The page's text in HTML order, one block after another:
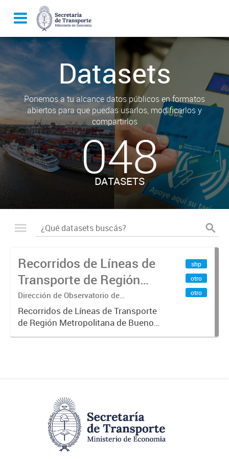
Datasets
Ponemos a tu alcance datos públicos en formatos
abiertos para que puedas usarlos, modificarlos y
compartirlos
048
DATASETS
Recorridos de Líneas de
Transporte de Región
Metropolitana de
Buenos Aires (RMBA)
Dirección de Observatorio de
Transporte, Estudio y Sistemas
Recorridos de Líneas de Transporte
de Región Metropolitana de Buenos
Aires (RMBA).-
shp
otro
otro